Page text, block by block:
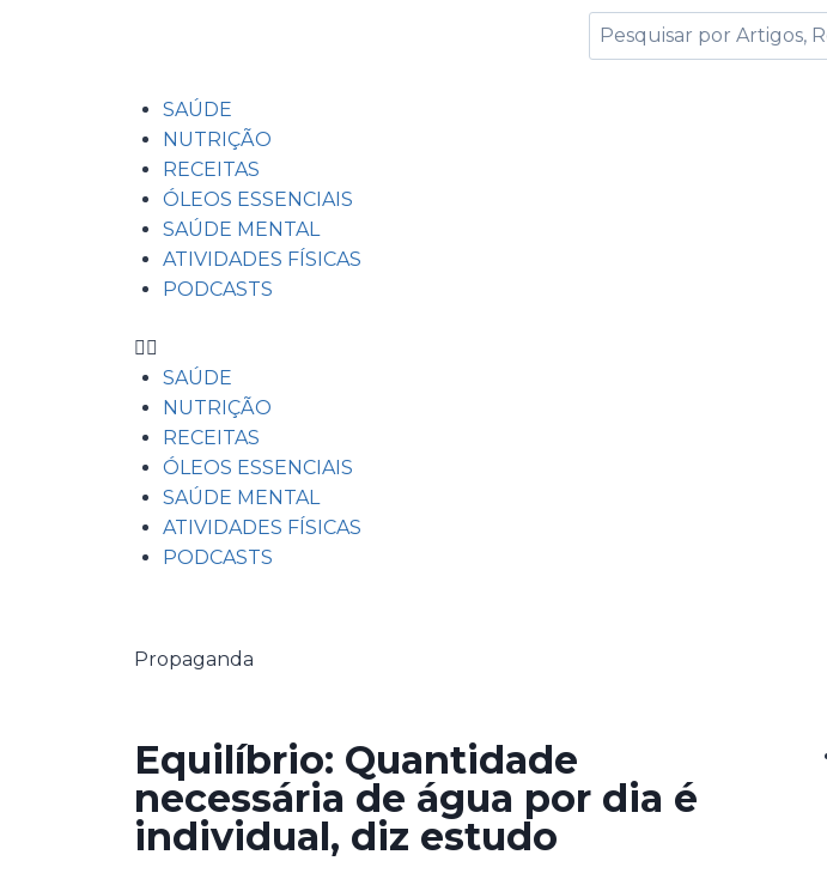
SAÚDE
NUTRIÇÃO
RECEITAS
ÓLEOS ESSENCIAIS
SAÚDE MENTAL
ATIVIDADES FÍSICAS
PODCASTS
SAÚDE
NUTRIÇÃO
RECEITAS
ÓLEOS ESSENCIAIS
SAÚDE MENTAL
ATIVIDADES FÍSICAS
PODCASTS
Propaganda
Equilíbrio: Quantidade
necessária de água por dia é
individual, diz estudo